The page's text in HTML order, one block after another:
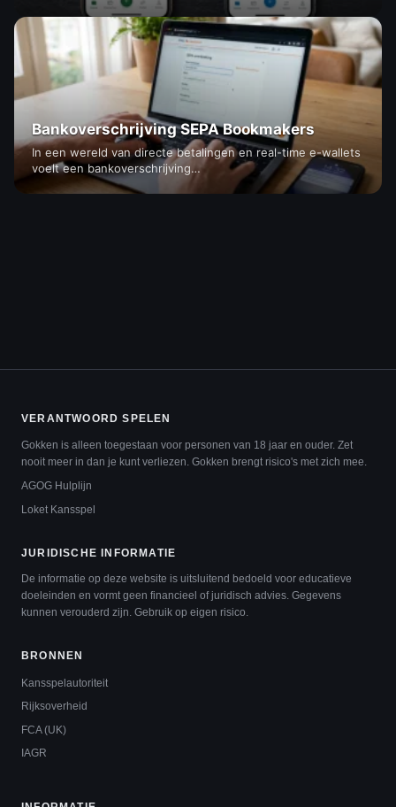
Bankoverschrijving SEPA Bookmakers
In een wereld van directe betalingen en real-time e-wallets
voelt een bankoverschrijving…
VERANTWOORD SPELEN
Gokken is alleen toegestaan voor personen van 18 jaar en ouder. Zet
nooit meer in dan je kunt verliezen. Gokken brengt risico's met zich mee.
AGOG Hulplijn
Loket Kansspel
JURIDISCHE INFORMATIE
De informatie op deze website is uitsluitend bedoeld voor educatieve
doeleinden en vormt geen financieel of juridisch advies. Gegevens
kunnen verouderd zijn. Gebruik op eigen risico.
BRONNEN
Kansspelautoriteit
Rijksoverheid
FCA (UK)
IAGR